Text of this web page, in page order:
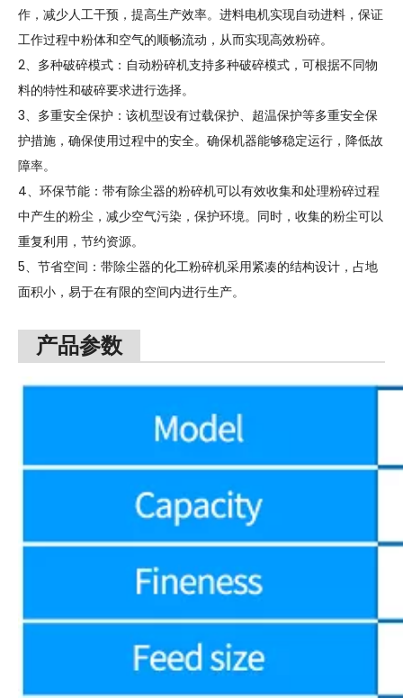
作，减少人工干预，提高生产效率。进料电机实现自动进料，保证
工作过程中粉体和空气的顺畅流动，从而实现高效粉碎。
2、多种破碎模式：自动粉碎机支持多种破碎模式，可根据不同物
料的特性和破碎要求进行选择。
3、多重安全保护：该机型设有过载保护、超温保护等多重安全保
护措施，确保使用过程中的安全。确保机器能够稳定运行，降低故
障率。
4、环保节能：带有除尘器的粉碎机可以有效收集和处理粉碎过程
中产生的粉尘，减少空气污染，保护环境。同时，收集的粉尘可以
重复利用，节约资源。
5、节省空间：带除尘器的化工粉碎机采用紧凑的结构设计，占地
面积小，易于在有限的空间内进行生产。
产品参数